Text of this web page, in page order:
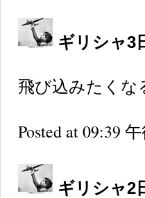
ギリシャ3
飛び込みたくな
Posted at 09:39
ギリシャ2